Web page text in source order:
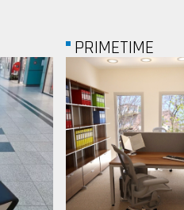
PRIMETIME